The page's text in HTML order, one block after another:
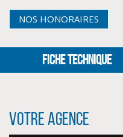
NOS HONORAIRES
FICHE TECHNIQUE
Votre agence